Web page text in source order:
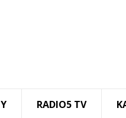
RADIO5 TV